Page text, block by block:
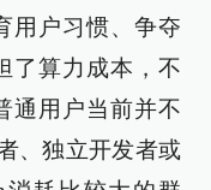
用户习惯、争夺
了算力成本，不
通用户当前并不
、独立开发者或